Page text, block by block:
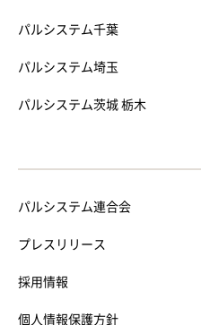
パルシステム千葉
パルシステム埼玉
パルシステム茨城 栃木
パルシステム連合会
プレスリリース
採用情報
個人情報保護方針